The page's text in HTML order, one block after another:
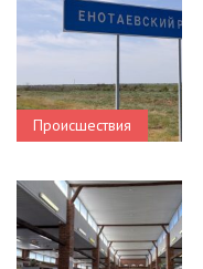
Происшествия